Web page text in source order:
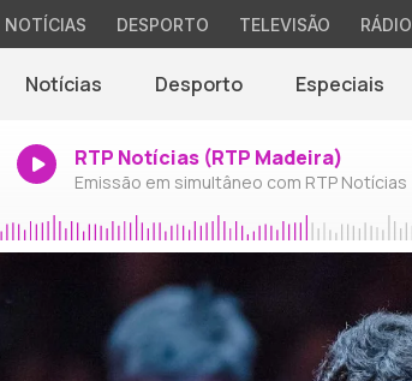
NOTÍCIAS DESPORTO TELEVISÃO RÁDIO
Notícias Desporto Especiais
RTP Notícias (RTP Madeira)
Emissão em simultâneo com RTP Notícias